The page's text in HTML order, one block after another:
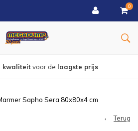
0
bezorgd vanaf €150
Sapho Sera 80x80x4 cm
Terug